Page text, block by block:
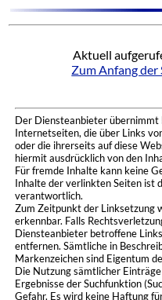
Aktuell
Zum Anfang der
Der Diensteanbieter
Internetseiten, die über Links
oder die ihrerseits auf diese
hiermit ausdrücklich von den
Für fremde Inhalte kann keine
Inhalte der verlinkten Seiten ist
verantwortlich.
Zum Zeitpunkt der Linksetzung
erkennbar. Falls
Diensteanbieter betroffene
entfernen. Sämtliche in
Markenzeichen sind Eigentum
Die Nutzung sämtlicher
Ergebnisse der Suchfunktion
Gefahr. Es wird keine Haftung